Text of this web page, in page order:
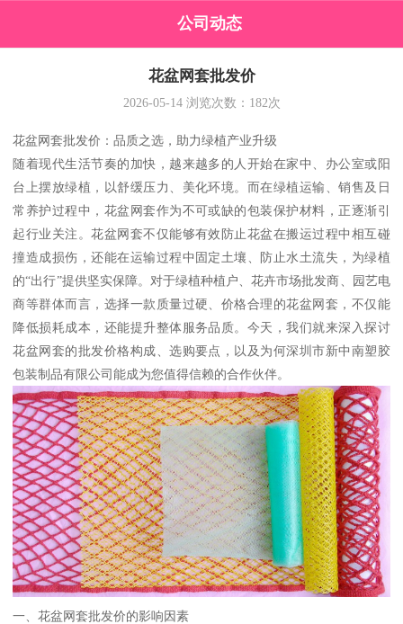
公司动态
花盆网套批发价
2026-05-14浏览次数： 182次
花盆网套批发价：品质之选，助力绿植产业升级
随着现代生活节奏的加快，越来越多的人开始在家中、办公室或阳
台上摆放绿植，以舒缓压力、美化环境。而在绿植运输、销售及日
常养护过程中，花盆网套作为不可或缺的包装保护材料，正逐渐引
起行业关注。花盆网套不仅能够有效防止花盆在搬运过程中相互碰
撞造成损伤，还能在运输过程中固定土壤、防止水土流失，为绿植
的“出行”提供坚实保障。对于绿植种植户、花卉市场批发商、园艺电
商等群体而言，选择一款质量过硬、价格合理的花盆网套，不仅能
降低损耗成本，还能提升整体服务品质。今天，我们就来深入探讨
花盆网套的批发价格构成、选购要点，以及为何深圳市新中南塑胶
包装制品有限公司能成为您值得信赖的合作伙伴。
一、花盆网套批发价的影响因素